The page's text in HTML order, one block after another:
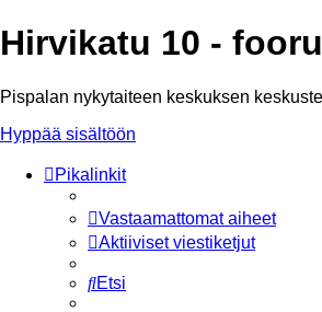
Hirvikatu 10 -
Pispalan nykytaiteen keskuksen
Hyppää sisältöön
Pikalinkit
Vastaamattomat aiheet
Aktiiviset viestiketjut
Etsi